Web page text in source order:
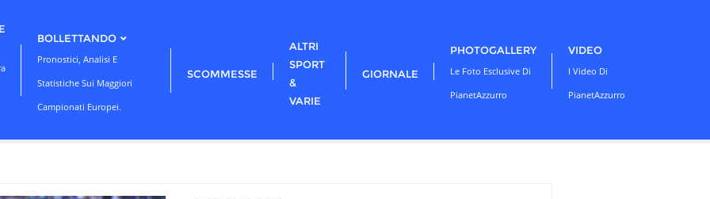
BOLLETTANDO
Pronostici, Analisi E
Statistiche Sui Maggiori
Campionati Europei.
SCOMMESSE
ALTRI
SPORT
&
VARIE
GIORNALE
PHOTOGALLERY
Le Foto Esclusive Di
PianetAzzurro
VIDEO
I Video Di
PianetAzzurro